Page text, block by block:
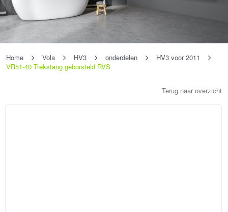
Home Vola HV3 onderdelen
HV3 voor 2011
VR51-40 Trekstang geborsteld RVS
Terug naar overzicht